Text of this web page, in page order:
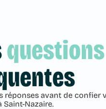
questions
réponses avant de confier
Saint-Nazaire.